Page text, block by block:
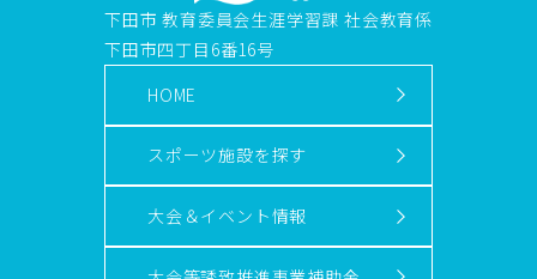
HOME
スポーツ施設を探す
大会＆イベント情報
下田市 教育委員会生涯学習課 社会教育係
下田市四丁目6番16号